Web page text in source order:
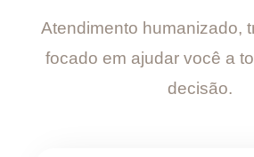
Atendimento humanizado,
focado em ajudar você a
decisão.